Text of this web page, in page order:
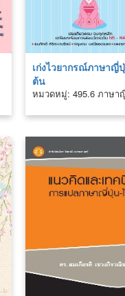
เก่งไวยากรณ์ภาษาญี่
ต้น
หมวดหมู่: 495.6 ภาษา